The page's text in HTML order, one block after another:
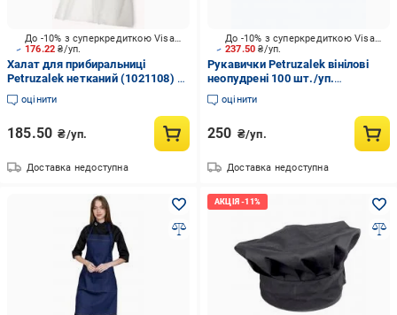
176.22₴/уп.
До -10% з суперкредиткою Visa Вигода
Халат для прибиральниці
Petruzalek нетканий (1021108) р.
універсальний білий
оцінити
185.50 ₴/уп.
Доставка недоступна
237.50₴/уп.
До -10% з суперкредиткою Visa Вигода
Рукавички Petruzalek вінілові
неопудрені 100 шт./уп.
(1030679) р. XL білий
оцінити
250 ₴/уп.
Доставка недоступна